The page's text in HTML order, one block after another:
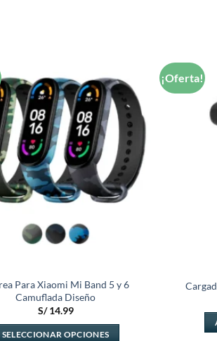
Añadir
a la
lista de
deseos
Para Xiaomi Mi Band 5 y 6
Camuflada Diseño
S/14.99
SELECCIONAR OPCIONES
¡Oferta!